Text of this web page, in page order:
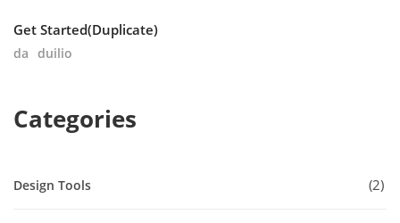
Get Started(Duplicate)
da duilio
Categories
Design Tools 2